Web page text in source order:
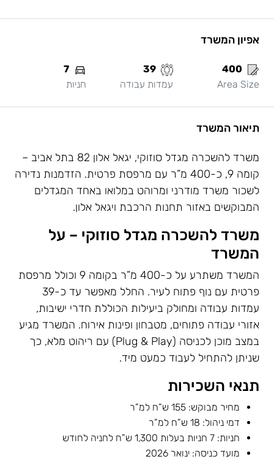
אפיון המשרד
400
Area Size
39
עמדות עבודה
7
חניות
תיאור המשרד
משרד להשכרה מגדל סוזוקי, יגאל אלון 82 בתל אביב –
קומה 9, כ-400 מ”ר עם מרפסת פרטית. הזדמנות נדירה
לשכור משרד מודרני ומרוהט במלואו באחד המגדלים
המבוקשים באזור תחנות הרכבת ויגאל אלון.
משרד להשכרה מגדל סוזוקי – על
המשרד
המשרד משתרע על כ-400 מ”ר בקומה 9 וכולל מרפסת
פרטית עם נוף פתוח לעיר. החלל מאפשר עד כ-39
עמדות עבודה ומחולק ביעילות הכוללת חדרי ישיבות,
אזורי עבודה פתוחים, מטבחון ופינות אירוח. המשרד מגיע
במצב מוכן לכניסה (Plug & Play) עם ריהוט מלא, כך
שניתן להתחיל לעבוד כמעט מיד.
תנאי השכירות
מחיר מבוקש: 155 ש”ח למ”ר
דמי ניהול: 18 ש”ח למ”ר
חניות: 7 חניות בעלות 1,300 ש”ח לחניה לחודש
מועד כניסה: ינואר 2026